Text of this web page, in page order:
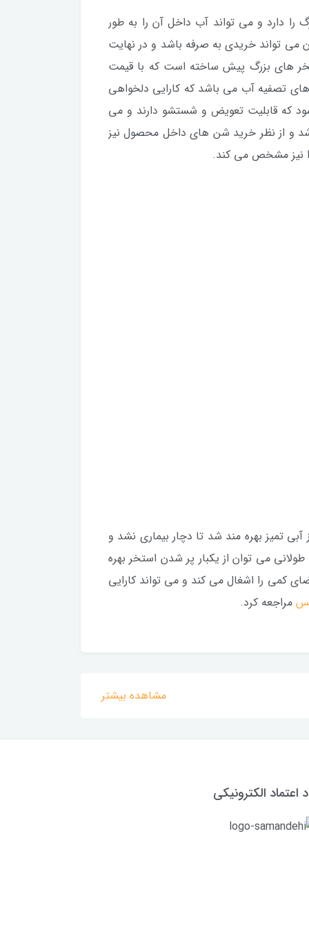
را دارد و می تواند آب داخل آن را به طور
می تواند خریدی به صرفه باشد و در نهایت
های بزرگ پیش ساخته است که با قیمت
تصفیه آب می باشد که کارایی دلخواهی
که قابلیت تعویض و شستشو دارند و می
و از نظر خرید شن های داخل محصول نیز
نیز مشخص می کند.
تمیز بهره مند شد تا دچار بیماری نشد و
می توان از یکبار پر شدن استخر بهره
کمی را اشغال می کند و می تواند کارایی
مراجعه کرد.
مشاهده بیشتر
اعتماد الکترونیکی